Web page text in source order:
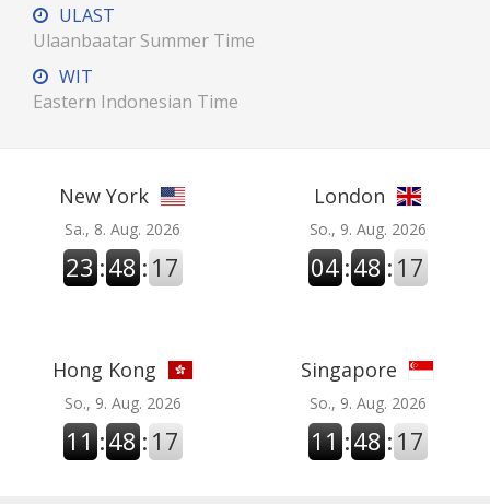
ULAST
Ulaanbaatar Summer Time
WIT
Eastern Indonesian Time
New York
Sa., 8. Aug. 2026
23 :48 : 18
London
So., 9. Aug. 2026
04 :48 : 18
Hong Kong
So., 9. Aug. 2026
11 :48 : 18
Singapore
So., 9. Aug. 2026
11 :48 : 18